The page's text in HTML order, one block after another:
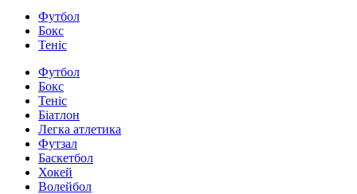
Футбол
Бокс
Теніс
Футбол
Бокс
Теніс
Біатлон
Легка атлетика
Футзал
Баскетбол
Хокей
Волейбол